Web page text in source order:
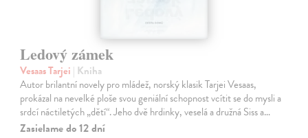
Ledový zámek
Vesaas Tarjei | Kniha
Autor brilantní novely pro mládež, norský klasik Tarjei Vesaas,
prokázal na nevelké ploše svou geniální schopnost vcítit se do mysli a
srdcí náctiletých „dětí“. Jeho dvě hrdinky, veselá a družná Siss a…
Zasielame do 12 dní